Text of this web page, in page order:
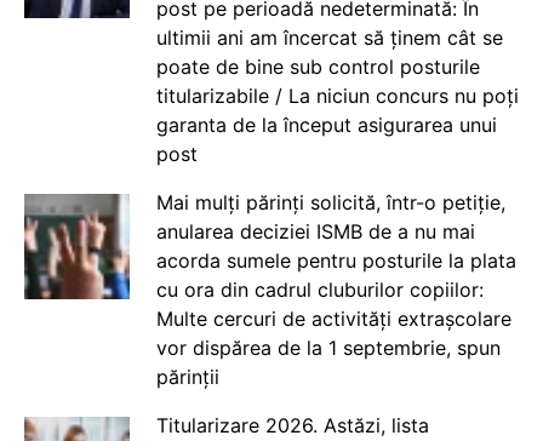
post pe perioadă nedeterminată: În
ultimii ani am încercat să ținem cât se
poate de bine sub control posturile
titularizabile / La niciun concurs nu poți
garanta de la început asigurarea unui
post
Mai mulți părinți solicită, într-o petiție,
anularea deciziei ISMB de a nu mai
acorda sumele pentru posturile la plata
cu ora din cadrul cluburilor copiilor:
Multe cercuri de activități extrașcolare
vor dispărea de la 1 septembrie, spun
părinții
Titularizare 2026. Astăzi, lista